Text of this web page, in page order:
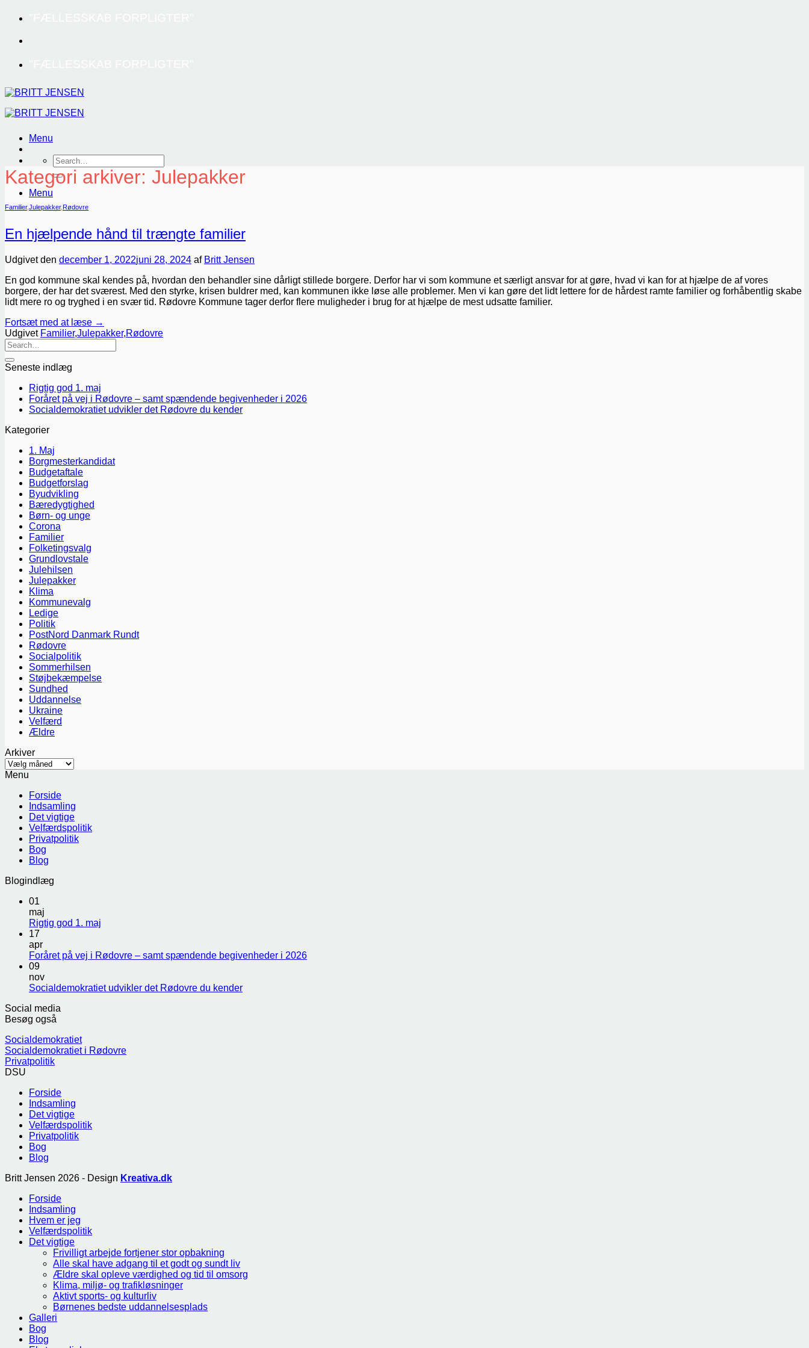
Fortsæt
indhold
Menu
Menu
Kategori arkiver: Julepakker
Familier,Julepakker, Rødovre
En hjælpende hånd til trængte familier
Udgivet den december 1, 2022juni 28, 2024 af Britt Jensen
En god kommune skal kendes på, hvordan den behandler sine dårligt stillede borgere. Derfor har vi som kommune et særligt ansvar for at gøre, hvad vi kan for at hjælpe de af vores
borgere, der har det sværest. Med den styrke, krisen buldrer med, kan kommunen ikke løse alle problemer. Men vi kan gøre det lidt lettere for de hårdest ramte familier og forhåbentlig skabe
lidt mere ro og tryghed i en svær tid. Rødovre Kommune tager derfor flere muligheder i brug for at hjælpe de mest udsatte familier.
Fortsæt med at læse →
Udgivet Familier,Julepakker,Rødovre
Seneste indlæg
Rigtig god 1. maj
Foråret på vej i Rødovre – samt spændende begivenheder i 2026
Socialdemokratiet udvikler det Rødovre du kender
Kategorier
1. Maj
Borgmesterkandidat
Budgetaftale
Budgetforslag
Byudvikling
Bæredygtighed
Børn- og unge
Corona
Familier
Folketingsvalg
Grundlovstale
Julehilsen
Julepakker
Klima
Kommunevalg
Ledige
Politik
PostNord Danmark Rundt
Rødovre
Socialpolitik
Sommerhilsen
Støjbekæmpelse
Sundhed
Uddannelse
Ukraine
Velfærd
Ældre
Arkiver
Arkiver
Menu
Forside
Indsamling
Det vigtige
Velfærdspolitik
Privatpolitik
Bog
Blog
Blogindlæg
01
maj
Rigtig god 1. maj
17
apr
Foråret på vej i Rødovre – samt spændende begivenheder i 2026
09
nov
Socialdemokratiet udvikler det Rødovre du kender
Social media
Besøg også
Socialdemokratiet
Socialdemokratiet i Rødovre
Privatpolitik
DSU
Forside
Indsamling
Det vigtige
Velfærdspolitik
Privatpolitik
Bog
Blog
Britt Jensen 2026 - Design Kreativa.dk
Forside
Indsamling
Hvem er jeg
Velfærdspolitik
Det vigtige
Frivilligt arbejde fortjener stor opbakning
Alle skal have adgang til et godt og sundt liv
Ældre skal opleve værdighed og tid til omsorg
Klima, miljø- og trafikløsninger
Aktivt sports- og kulturliv
Børnenes bedste uddannelsesplads
Galleri
Bog
Blog